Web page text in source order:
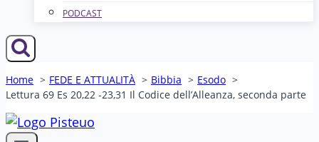
PODCAST
Home FEDE E ATTUALITÀ Bibbia
Esodo
Lettura 69 Es 20,22 -23,31 Il Codice dell’Alleanza, seconda parte